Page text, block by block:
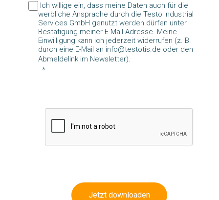
Ich willige ein, dass meine Daten auch für die
werbliche Ansprache durch die Testo Industrial
Services GmbH genutzt werden dürfen unter
Bestätigung meiner E-Mail-Adresse. Meine
Einwilligung kann ich jederzeit widerrufen (z. B.
durch eine E-Mail an info@testotis.de oder den
Abmeldelink im Newsletter).
Jetzt downloaden